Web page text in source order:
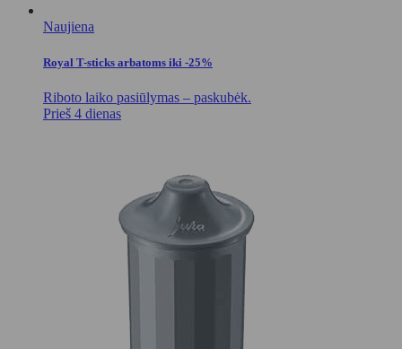
Naujiena
Royal T-sticks arbatoms iki -25%
Riboto laiko pasiūlymas – paskubėk.
Prieš 4 dienas